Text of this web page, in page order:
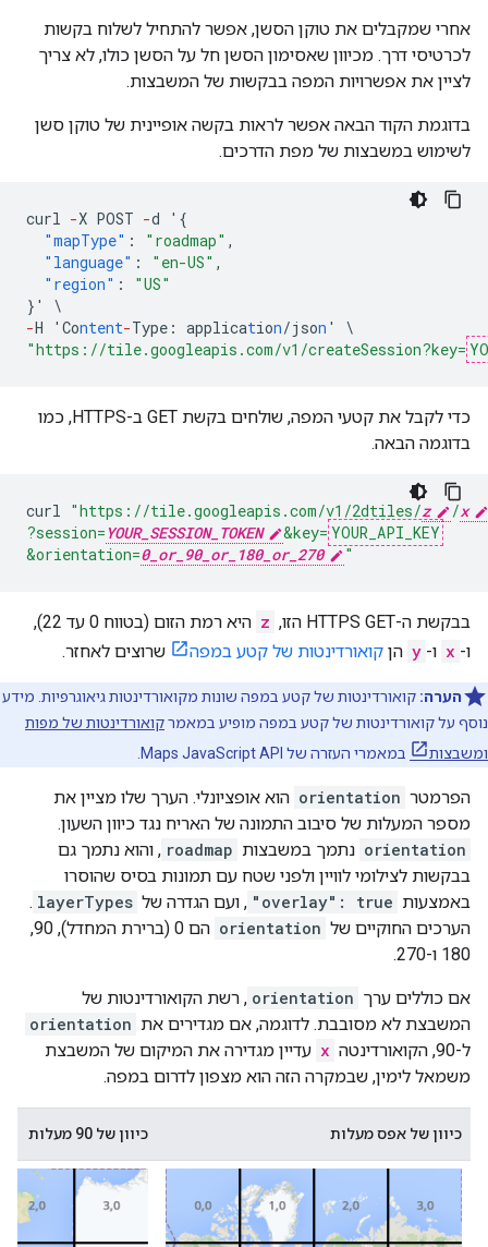
אחרי שמקבלים את טוקן הסשן, אפשר להתחיל לשלוח בקשות
לכרטיסי דרך. מכיוון שאסימון הסשן חל על הסשן כולו, לא צריך
לציין את אפשרויות המפה בבקשות של המשבצות.
בדוגמת הקוד הבאה אפשר לראות בקשה אופיינית של טוקן סשן
לשימוש במשבצות של מפת הדרכים.
curl -X POST -d ' {
"mapType" : "roadmap" ,
"language" : "en-US" ,
"region" :
"US"
} '
\
-H 'Content-Type : application/json '
\
"https://tile.googleapis.com/v1/createSession?key=
כדי לקבל את קטעי המפה, שולחים בקשת GET ב-HTTPS, כמו
בדוגמה הבאה.
curl "https://tile.googleapis.com/v1/2dtiles/z /x
?session= YOUR_SESSION_TOKEN &key= YOUR_API_KEY
&orientation=0_or_90_or_180_or_270 "
בבקשת ה-HTTPS GET הזו, z
היא רמת הזום (בטווח 0 עד 22),
ו- x ו- y הן קואורדינטות של קטע במפה שרוצים לאחזר.
הערה: קואורדינטות של קטע במפה שונות מקואורדינטות גיאוגרפיות. מידע
נוסף על קואורדינטות של קטע במפה מופיע במאמרקואורדינטות של מפות
ומשבצות
במאמרי העזרה של Maps JavaScript API.
הפרמטר orientation הוא אופציונלי. הערך שלו מציין את
מספר המעלות של סיבוב התמונה של האריח נגד כיוון השעון.
orientation נתמך במשבצות roadmap , והוא נתמך גם
בבקשות לצילומי לוויין ולפני שטח עם תמונות בסיס שהוסרו
באמצעות "overlay": true , ועם הגדרה של layerTypes
.
הערכים החוקיים של orientation
הם 0 (ברירת המחדל), 90,‏
180 ו-270.
אם כוללים ערך orientation , רשת הקואורדינטות של
המשבצת לא מסובבת. לדוגמה, אם מגדירים את orientation
ל-90, הקואורדינטה
x עדיין מגדירה את המיקום של המשבצת
משמאל לימין, שבמקרה הזה הוא מצפון לדרום במפה.
כיוון של אפס מעלות כיוון של 90 מעלות